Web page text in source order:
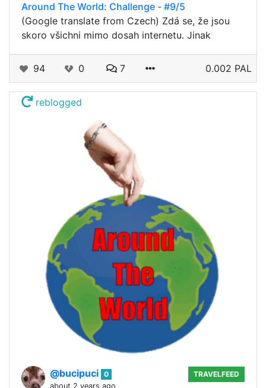
Around The World: Challenge - #9/5
(Google translate from Czech) Zdá se, že jsou
skoro všichni mimo dosah internetu. Jinak
94 0 7 0.002 PAL
reblogged
@bucipuci 0
about 2 years ago
TRAVELFEED